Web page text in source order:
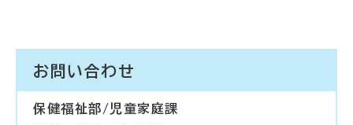
お問い合わせ
保健福祉部/児童家庭課